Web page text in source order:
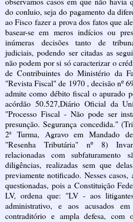
do conluio, seja do pagamento da
ao Fisco fazer a prova dos fatos que
basear-se em meros indícios ou
inúmeras decisões tanto de
judiciais, podendo ser citadas as
não podem por si só caracterizar o
de Contribuintes do Ministério da
"Revista Fiscal" de 1970 , decisão nº
admite como débito fiscal o apurado
acórdão 50.527,Diário Oficial da
"Processo Fiscal - Não pode ser
presunção. Segurança concedida."
2ª Turma, Agravo em Mandado
"Resenha Tributária" nº 8)
relacionadas com subfaturamento
diligências, realizadas sem que
previamente notificado. Nesses
questionadas, pois a Constituição
LV, ordena que: "LV - aos
administrativo, e aos acusados
contraditório e ampla defesa, com